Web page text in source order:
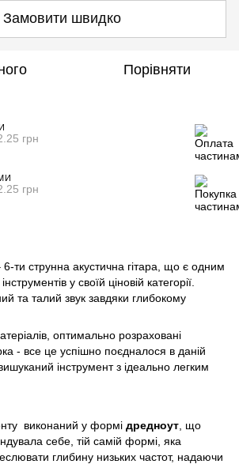
Замовити швидко
Порівняти
грн
грн
6-ти струнна акустична гітара, що є одним
у своїй ціновій категорії.
та талий звук завдяки глибокому
оптимально розраховані
- все це успішно поєдналося в даній
інструмент з ідеально легким
виконаний у формі дредноут , що
себе, тій самій формі, яка
глибину низьких частот, надаючи